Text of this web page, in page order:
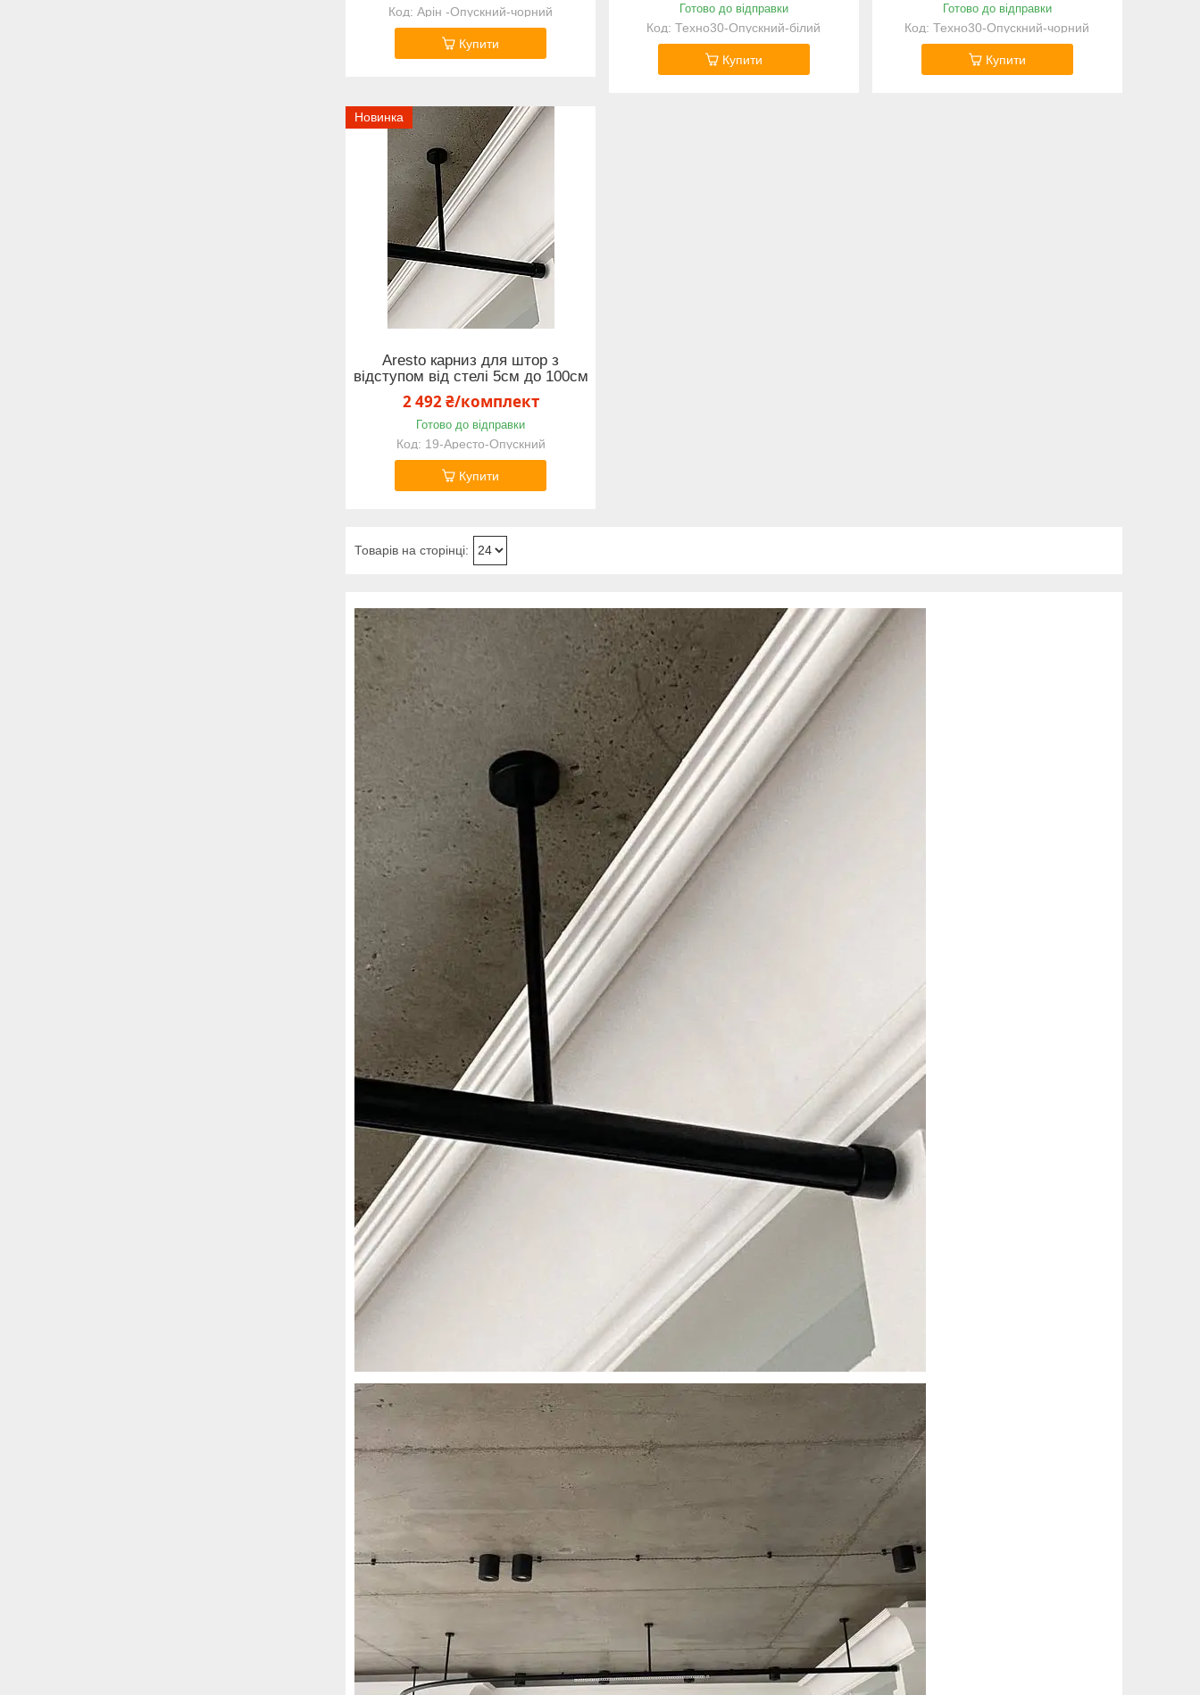
Арін -Опускний-чорний
Купити
Готово до відправки
Техно30-Опускний-білий
Купити
Готово до відправки
Техно30-Опускний-чорний
Купити
Новинка
Aresto карниз для штор з
відступом від стелі 5см до 100см
2 492 ₴/комплект
Готово до відправки
19-Аресто-Опускний
Купити